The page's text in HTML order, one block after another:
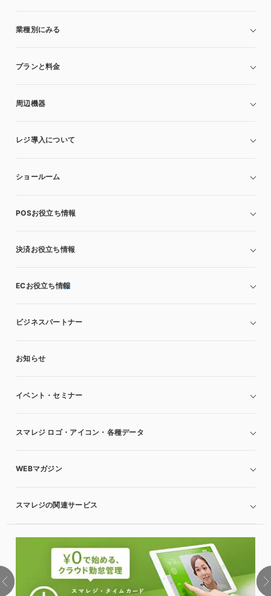
業種別にみる
プランと料金
周辺機器
レジ導入について
ショールーム
POSお役立ち情報
決済お役立ち情報
ECお役立ち情報
ビジネスパートナー
お知らせ
イベント・セミナー
スマレジ ロゴ・アイコン・各種データ
WEBマガジン
スマレジの関連サービス